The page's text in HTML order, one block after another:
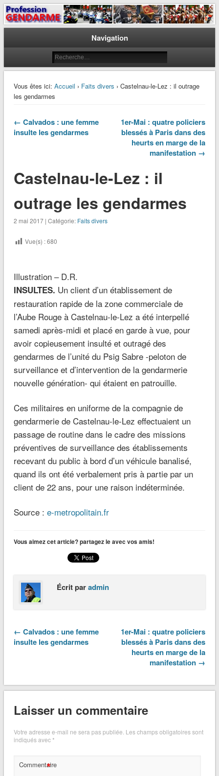
Profession Gendarme
Le journal des gendarmes
Navigation
Vous êtes ici: Accueil › Faits divers › Castelnau-le-Lez : il outrage
les gendarmes
← Calvados : une femme
insulte les gendarmes
1er-Mai : quatre policiers
blessés à Paris dans des
heurts en marge de la
manifestation →
Castelnau-le-Lez : il
outrage les gendarmes
2 mai 2017 | Catégorie: Faits divers
Vue(s) :680
Illustration – D.R.
INSULTES. Un client d’un établissement de
restauration rapide de la zone commerciale de
l’Aube Rouge à Castelnau-le-Lez a été interpellé
samedi après-midi et placé en garde à vue, pour
avoir copieusement insulté et outragé des
gendarmes de l’unité du Psig Sabre -peloton de
surveillance et d’intervention de la gendarmerie
nouvelle génération- qui étaient en patrouille.
Ces militaires en uniforme de la compagnie de
gendarmerie de Castelnau-le-Lez effectuaient un
passage de routine dans le cadre des missions
préventives de surveillance des établissements
recevant du public à bord d’un véhicule banalisé,
quand ils ont été verbalement pris à partie par un
client de 22 ans, pour une raison indéterminée.
Source : e-metropolitain.fr
Vous aimez cet article? partagez le avec vos amis!
Écrit paradmin
← Calvados : une femme
insulte les gendarmes
1er-Mai : quatre policiers
blessés à Paris dans des
heurts en marge de la
manifestation →
Laisser un commentaire
Votre adresse e-mail ne sera pas publiée. Les champs obligatoires sont
indiqués avec*
Commentaire
*